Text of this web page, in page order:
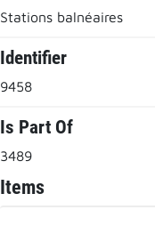
Stations balnéaires
Identifier
9458
Is Part Of
3489
Items